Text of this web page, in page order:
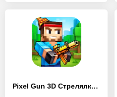
Pixel Gun 3D Стрелялки Онлайн - [Взлом/МОД Бесконечные деньги]